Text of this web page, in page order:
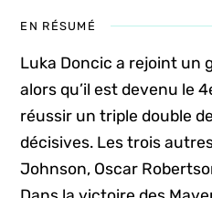
EN RÉSUMÉ
Luka Doncic a rejoint un
alors qu’il est devenu le
réussir un triple double
décisives. Les trois
Johnson, Oscar